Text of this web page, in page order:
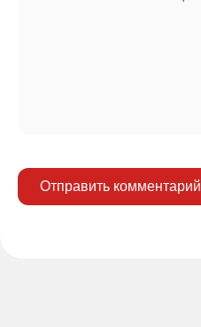
Отправить комментарий